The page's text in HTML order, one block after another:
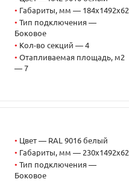
• Габариты, мм — 184x1492x62
• Тип подключения —
Боковое
• Кол-во секций — 4
• Отапливаемая площадь, м2
— 7
• Цвет — RAL 9016 белый
• Габариты, мм — 230x1492x62
• Тип подключения —
Боковое